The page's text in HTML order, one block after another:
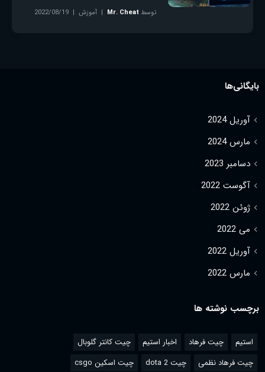
توسط Mr. Cheat آموزش
2022/08/19
بایگانی‌ها
آوریل 2024
مارس 2024
دسامبر 2023
آگوست 2022
ژوئن 2022
می 2022
آوریل 2022
مارس 2022
برچسب نوشته ها
استیم چیت فرهاد اخبار استیم
چیت کانتر گلوبال
چیت فرهاد نظمی
چیت dota 2 چیت اسکین csgo